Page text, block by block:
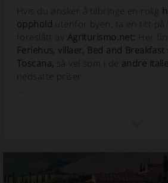
Hvis du ønsker å tilbringe en rolig
opphold utenfor byen, ta en titt på
foreslått av Agriturismo.net: Her
Feriehus, villaer, Bed and
Toscana, så vel som i de andre
nedsatte priser.